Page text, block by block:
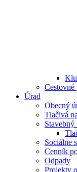
Úrad
Obecný
Tlačivá
Stavebný
Sociálne
Cenník
Odpady
Projekty